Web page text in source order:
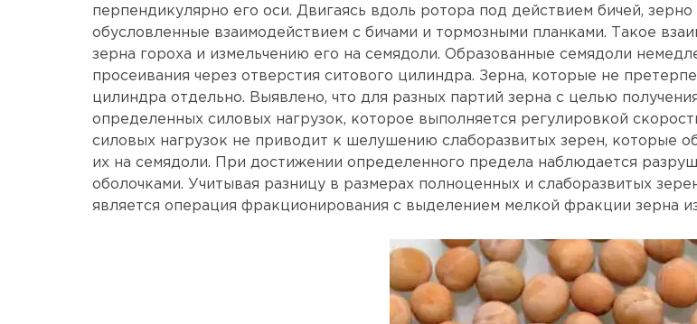
перпендикулярно его оси. Двигаясь вдоль ротора под действием бичей,
обусловленные взаимодействием с бичами и тормозными планками. Такое
зерна гороха и измельчению его на семядоли. Образованные семядоли
просеивания через отверстия ситового цилиндра. Зерна, которые не
цилиндра отдельно. Выявлено, что для разных партий зерна с целью
определенных силовых нагрузок, которое выполняется регулировкой
силовых нагрузок не приводит к шелушению слаборазвитых зерен, которые
их на семядоли. При достижении определенного предела наблюдается
оболочками. Учитывая разницу в размерах полноценных и слаборазвитых
является операция фракционирования с выделением мелкой фракции зерна